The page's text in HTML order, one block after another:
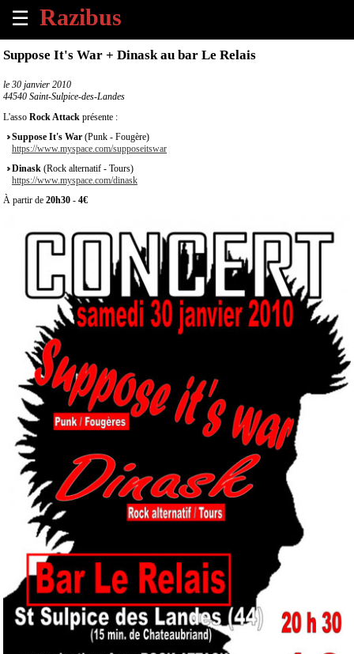
☰
×
Tous
évènements
à
venir
évènement
Contact
propos
Suppose It's War + Dinask au bar Le Relais
le 30 janvier 2010
44540 Saint-Sulpice-des-Landes
L'asso Rock Attack présente :
Suppose It's War (Punk - Fougère)
https://www.myspace.com/supposeitswar
Dinask (Rock alternatif - Tours)
https://www.myspace.com/dinask
À partir de 20h30 - 4€